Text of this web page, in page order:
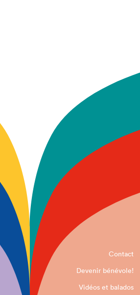
Contact
Devenir bénévole!
Vidéos et balados